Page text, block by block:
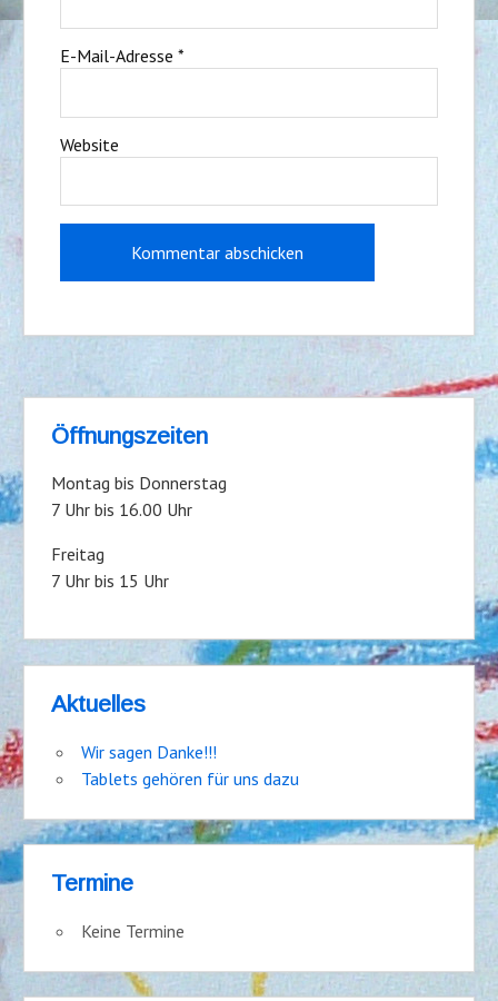
E-Mail-Adresse *
Website
Öffnungszeiten
Montag bis Donnerstag
7 Uhr bis 16.00 Uhr
Freitag
7 Uhr bis 15 Uhr
Aktuelles
Wir sagen Danke!!!
Tablets gehören für uns dazu
Termine
Keine Termine